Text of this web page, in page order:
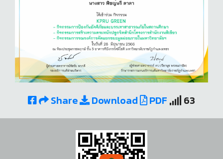
Share Download PDF 63